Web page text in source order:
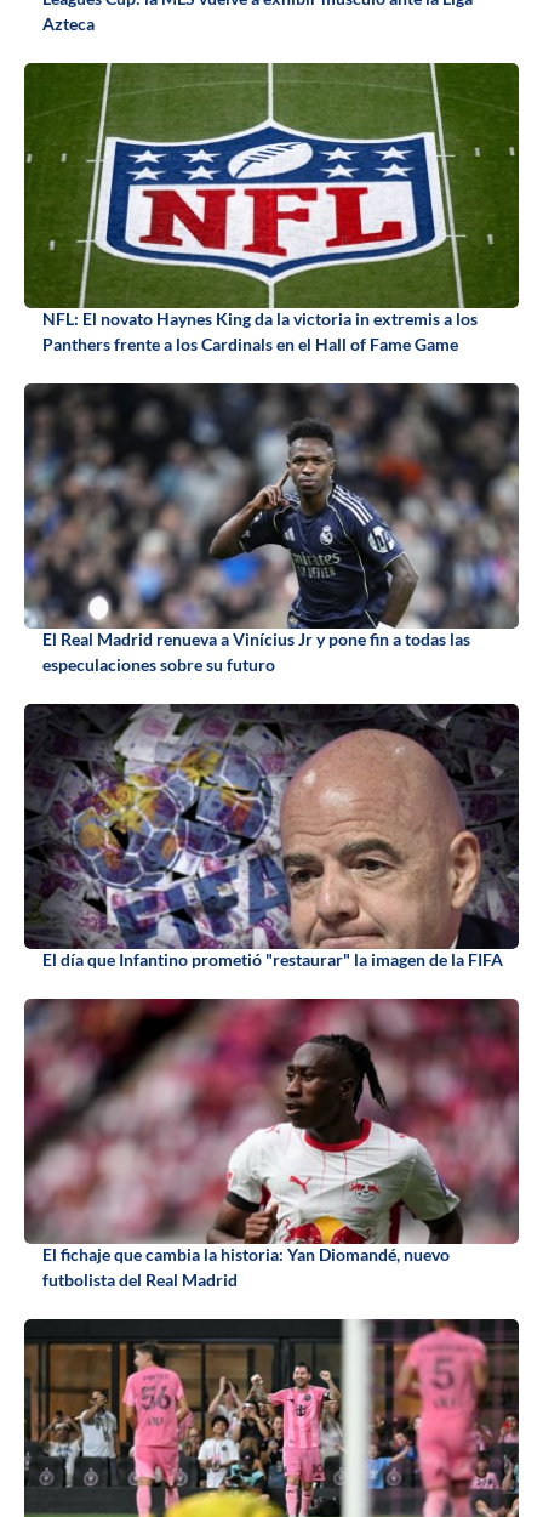
Azteca
NFL: El novato Haynes King da la victoria in extremis a los
Panthers frente a los Cardinals en el Hall of Fame Game
El Real Madrid renueva a Vinícius Jr y pone fin a todas las
especulaciones sobre su futuro
El día que Infantino prometió "restaurar" la imagen de la FIFA
El fichaje que cambia la historia: Yan Diomandé, nuevo
futbolista del Real Madrid